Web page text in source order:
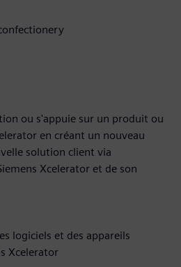
ou s'appuie sur un produit ou
en créant un nouveau
solution client via
Xcelerator et de son
logiciels et des appareils
Xcelerator